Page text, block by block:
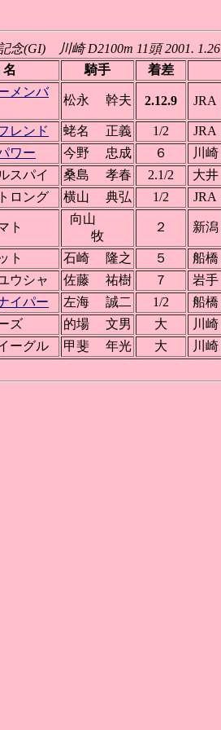
念(GI) 川崎 D2100m 11頭 2001. 1.26
名 騎手 着差
メンバ
松永 幹夫 2.12.9 JRA
レンド 蛯名 正義 1/2 JRA
ワー 今野 忠成 ６ 川崎
スパイ 桑島 孝春 2.1/2 大井
ロング 横山 典弘 1/2 JRA
ト
向山
牧
２ 新潟
ト 石崎 隆之 ５ 船橋
ウシャ 佐藤 祐樹 ７ 岩手
イパー 左海 誠二 1/2 船橋
ズ 的場 文男 大 川崎
ーグル 甲斐 年光 大 川崎